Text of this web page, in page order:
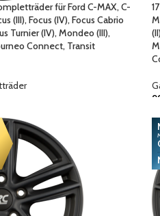
für Ford C-MAX, C-
(III), Focus (IV), Focus Cabrio
Turnier (IV), Mondeo (III),
Connect, Transit